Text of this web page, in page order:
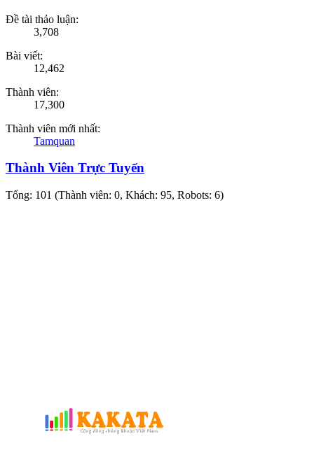
Đề tài thảo luận:
3,708
Bài viết:
12,462
Thành viên:
17,300
Thành viên mới nhất:
Tamquan
Thành Viên Trực Tuyến
Tổng: 101 (Thành viên: 0, Khách: 95, Robots: 6)